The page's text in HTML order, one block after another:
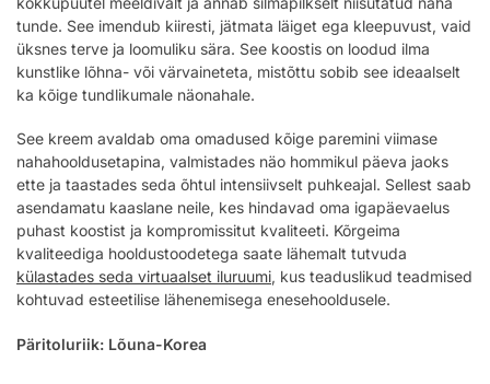
tunde. See imendub kiiresti, jätmata läiget ega kleepuvust, vaid
üksnes terve ja loomuliku sära. See koostis on loodud ilma
kunstlike lõhna- või värvaineteta, mistõttu sobib see ideaalselt
ka kõige tundlikumale näonahale.
See kreem avaldab oma omadused kõige paremini viimase
nahahooldusetapina, valmistades näo hommikul päeva jaoks
ette ja taastades seda õhtul intensiivselt puhkeajal. Sellest saab
asendamatu kaaslane neile, kes hindavad oma igapäevaelus
puhast koostist ja kompromissitut kvaliteeti. Kõrgeima
kvaliteediga hooldustoodetega saate lähemalt tutvuda
külastades seda virtuaalset iluruumi, kus teaduslikud teadmised
kohtuvad esteetilise lähenemisega enesehooldusele.
Päritoluriik: Lõuna-Korea